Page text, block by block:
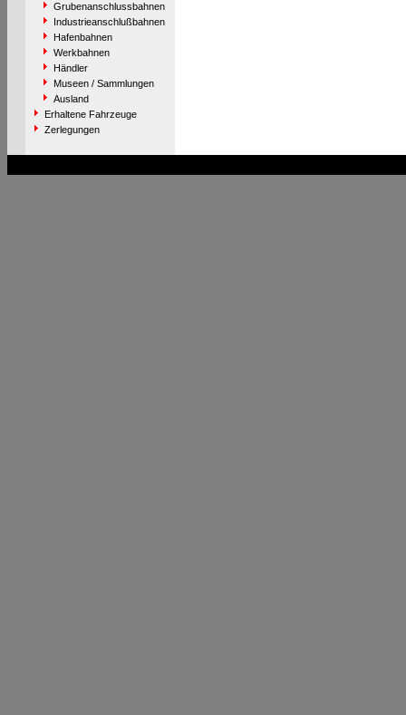
Grubenanschlussbahnen
Industrieanschlußbahnen
Hafenbahnen
Werkbahnen
Händler
Museen / Sammlungen
Ausland
Erhaltene Fahrzeuge
Zerlegungen